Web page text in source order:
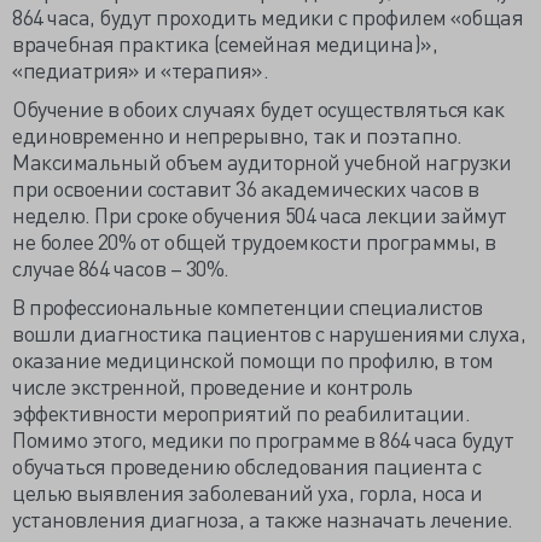
864 часа, будут проходить медики с профилем «общая
врачебная практика (семейная медицина)»,
«педиатрия» и «терапия».
Обучение в обоих случаях будет осуществляться как
единовременно и непрерывно, так и поэтапно.
Максимальный объем аудиторной учебной нагрузки
при освоении составит 36 академических часов в
неделю. При сроке обучения 504 часа лекции займут
не более 20% от общей трудоемкости программы, в
случае 864 часов – 30%.
В профессиональные компетенции специалистов
вошли диагностика пациентов с нарушениями слуха,
оказание медицинской помощи по профилю, в том
числе экстренной, проведение и контроль
эффективности мероприятий по реабилитации.
Помимо этого, медики по программе в 864 часа будут
обучаться проведению обследования пациента с
целью выявления заболеваний уха, горла, носа и
установления диагноза, а также назначать лечение.